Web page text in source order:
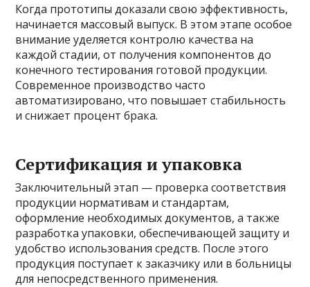
Когда прототипы доказали свою эффективность,
начинается массовый выпуск. В этом этапе особое
внимание уделяется контролю качества на
каждой стадии, от получения компонентов до
конечного тестирования готовой продукции.
Современное производство часто
автоматизировано, что повышает стабильность
и снижает процент брака.
Сертификация и упаковка
Заключительный этап — проверка соответствия
продукции нормативам и стандартам,
оформление необходимых документов, а также
разработка упаковки, обеспечивающей защиту и
удобство использования средств. После этого
продукция поступает к заказчику или в больницы
для непосредственного применения.